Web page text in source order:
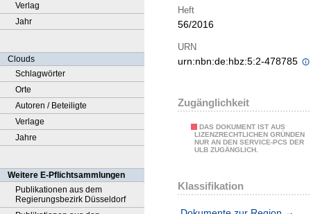
Verlag
Jahr
Clouds
Schlagwörter
Orte
Autoren / Beteiligte
Verlage
Jahre
Weitere E-Pflichtsammlungen
Publikationen aus dem
Regierungsbezirk Düsseldorf
Heft
56/2016
URN
urn:nbn:de:hbz:5:2-478785
Zugänglichkeit
DAS DOKUMENT IST AUS
LIZENZRECHTLICHEN GRÜNDEN
NUR AN DEN SERVICE-PCS DER
ULB ZUGÄNGLICH.
Klassifikation